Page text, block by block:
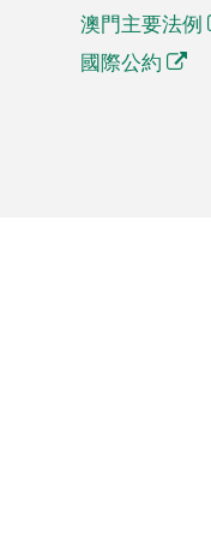
澳門主要法例
國際公約